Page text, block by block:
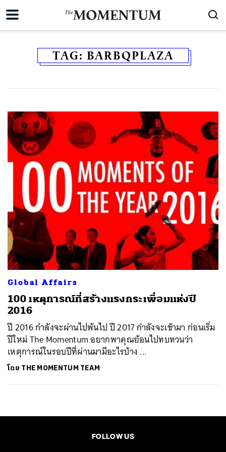
TAG: BARBQPLAZA
Global Affairs
100 เหตุการณ์ที่สร้างแรงกระเพื่อมแห่งปี
2016
ปี 2016 กำลังจะผ่านไปพ้นไป ปี 2017 กำลังจะเข้ามา ก่อนเริ่ม
ปีใหม่ The Momentum อยากพาคุณย้อนไปทบทวนว่า
เหตุการณ์ในรอบปีที่ผ่านมามีอะไรบ้าง ...
โดย THE MOMENTUM TEAM
FOLLOW US
ค้นหา
SHARE TWEET LINE EMAIL